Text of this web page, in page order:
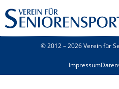
© 2012 – 2026 Verein für
Impressum